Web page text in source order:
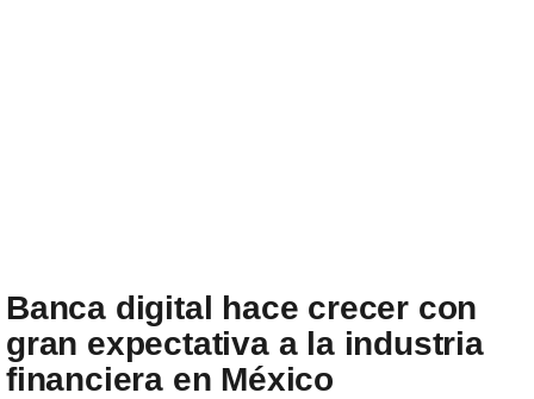
Banca digital hace crecer con
gran expectativa a la industria
financiera en México